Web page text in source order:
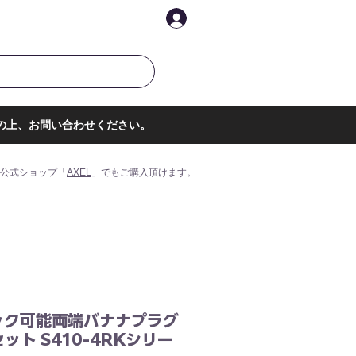
、お問い合わせください。
式ショップ「 AXEL 」でもご購入頂けます。
ク可能両端バナナプラグ
ット S410-4RKシリー